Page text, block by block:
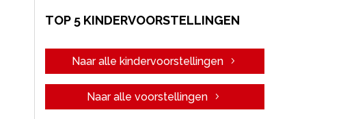
TOP 5 KINDERVOORSTELLINGEN
Naar alle kindervoorstellingen
Naar alle voorstellingen